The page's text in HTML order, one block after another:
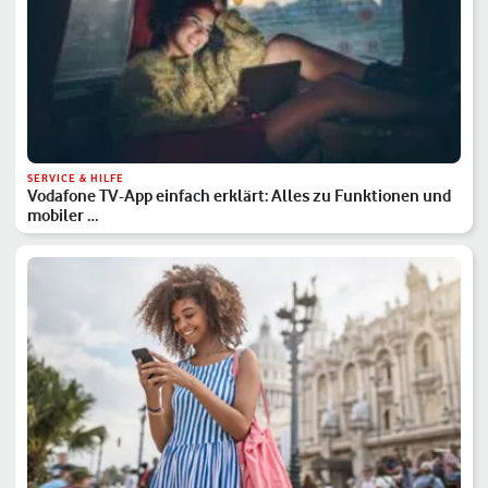
SERVICE & HILFE
Vodafone TV-App einfach erklärt: Alles zu Funktionen und
mobiler …